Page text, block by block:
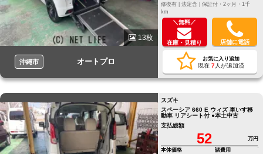
13枚
沖縄市 オートプロ
修復有 | 法定含 | 保証付・2ヶ月・1千
km
＼無料／
在庫・見積り 店舗に電話
お気に入り追加
現在 7人が追加済
スズキ
スペーシア 660 E ウィズ 車いす移
動車 リアシート付 ●本土中古
支払総額
52
万円
本体価格
諸費用